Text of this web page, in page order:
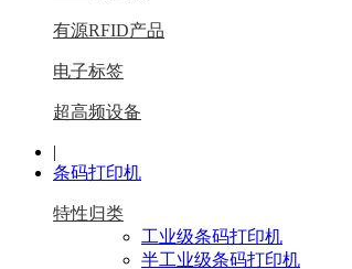
有源RFID产品
电子标签
超高频设备
|
条码打印机
特性归类
工业级条码打印机
半工业级条码打印机